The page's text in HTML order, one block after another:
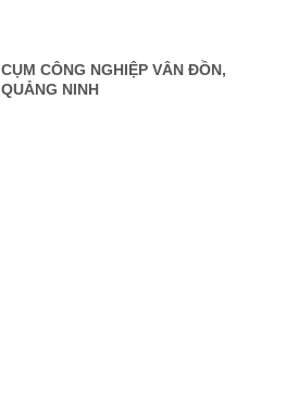
CỤM CÔNG NGHIỆP VÂN ĐỒN,
QUẢNG NINH